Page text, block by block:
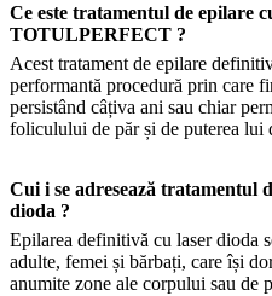
Ce este tratamentul de epilare
TOTULPERFECT ?
Acest tratament de epilare
performantă procedură prin care
persistând câțiva ani sau chiar
foliculului de păr și de puterea lui
Cui i se adresează tratamentul
dioda ?
Epilarea definitivă cu laser dioda
adulte, femei și bărbați, care își
anumite zone ale corpului sau de